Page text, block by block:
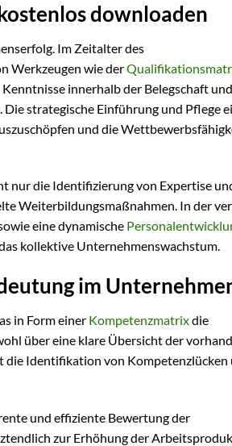
downloaden
Im Zeitalter des
Werkzeugen wie der
innerhalb der Belegschaft
strategische Einführung und Pflege
und die
nur die Identifizierung von Expertise
Weiterbildungsmaßnahmen. In der
eine dynamische
kollektive Unternehmenswachstum.
im
in Form einer Kompetenzmatrixdie
über eine klare Übersicht der
die Identifikation von Kompetenzlücken
und effiziente Bewertung der
zur Erhöhung der